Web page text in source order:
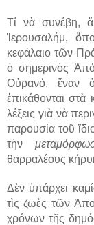
Τί νὰ συνέβη,
Ἱερουσαλήμ,
κεφάλαιο τῶν
ὁ σημερινὸς
Οὐρανό, ἕναν
ἐπικάθονται στὰ
λέξεις γιὰ νὰ
παρουσία τοῦ
τὴν
θαρραλέους
Δὲν ὑπάρχει
τὶς ζωὲς τῶν
χρόνων τῆς